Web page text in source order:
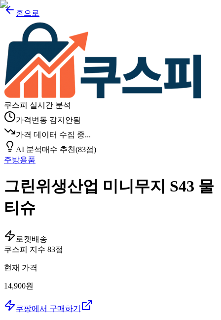
홈으로
쿠스피 실시간 분석
가격변동 감지안됨
가격 데이터 수집 중...
AI 분석매수 추천(83점)
주방용품
그린위생산업 미니무지 S43 물
티슈
로켓배송
쿠스피 지수 83점
현재 가격
14,900원
쿠팡에서 구매하기